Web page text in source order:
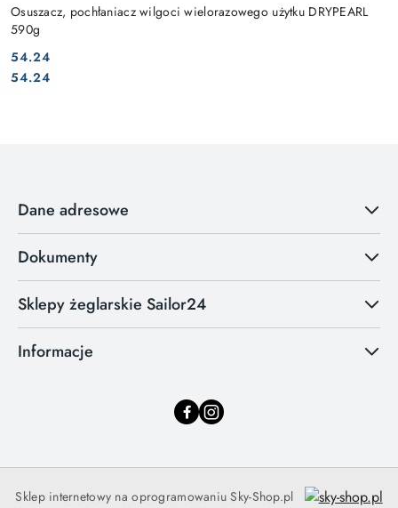
Osuszacz, pochłaniacz wilgoci wielorazowego użytku DRYPEARL
590g
Cena:
54.24
Cena:
54.24
Dane adresowe
Dokumenty
Sklepy żeglarskie Sailor24
Informacje
Sklep internetowy na oprogramowaniu Sky-Shop.pl